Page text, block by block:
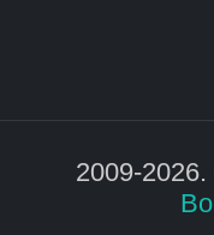
2009-